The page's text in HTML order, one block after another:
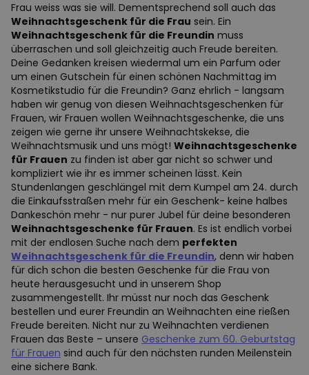
Frau weiss was sie will. Dementsprechend soll auch das
Weihnachtsgeschenk für die Frau sein. Ein
Weihnachtsgeschenk für die Freundin muss
überraschen und soll gleichzeitig auch Freude bereiten.
Deine Gedanken kreisen wiedermal um ein Parfum oder
um einen Gutschein für einen schönen Nachmittag im
Kosmetikstudio für die Freundin? Ganz ehrlich - langsam
haben wir genug von diesen Weihnachtsgeschenken für
Frauen, wir Frauen wollen Weihnachtsgeschenke, die uns
zeigen wie gerne ihr unsere Weihnachtskekse, die
Weihnachtsmusik und uns mögt! Weihnachtsgeschenke
für Frauen zu finden ist aber gar nicht so schwer und
kompliziert wie ihr es immer scheinen lässt. Kein
Stundenlangen geschlängel mit dem Kumpel am 24. durch
die Einkaufsstraßen mehr für ein Geschenk- keine halbes
Dankeschön mehr - nur purer Jubel für deine besonderen
Weihnachtsgeschenke für Frauen. Es ist endlich vorbei
mit der endlosen Suche nach dem perfekten
Weihnachtsgeschenk für die Freundin, denn wir haben
für dich schon die besten Geschenke für die Frau von
heute herausgesucht und in unserem Shop
zusammengestellt. Ihr müsst nur noch das Geschenk
bestellen und eurer Freundin an Weihnachten eine rießen
Freude bereiten. Nicht nur zu Weihnachten verdienen
Frauen das Beste – unsere Geschenke zum 60. Geburtstag
für Frauen sind auch für den nächsten runden Meilenstein
eine sichere Bank.